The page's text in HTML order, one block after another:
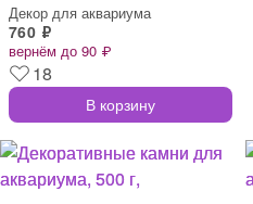
Декор для аквариума
760 ₽
вернём до 90 ₽
18
В корзину